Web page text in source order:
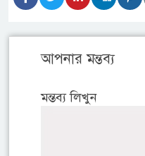
আপনার মন্তব্য
মন্তব্য লিখুন